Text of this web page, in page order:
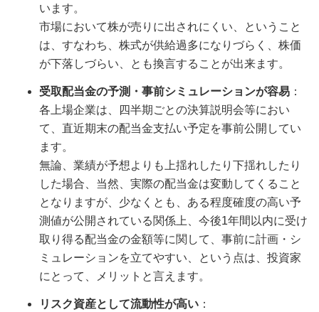
います。
市場において株が売りに出されにくい、ということ
は、すなわち、株式が供給過多になりづらく、株価
が下落しづらい、とも換言することが出来ます。
受取配当金の予測・事前シミュレーションが容易 ：
各上場企業は、四半期ごとの決算説明会等におい
て、直近期末の配当金支払い予定を事前公開してい
ます。
無論、業績が予想よりも上揺れしたり下揺れしたり
した場合、当然、実際の配当金は変動してくること
となりますが、少なくとも、ある程度確度の高い予
測値が公開されている関係上、今後1年間以内に受け
取り得る配当金の金額等に関して、事前に計画・シ
ミュレーションを立てやすい、という点は、投資家
にとって、メリットと言えます。
リスク資産として流動性が高い ：